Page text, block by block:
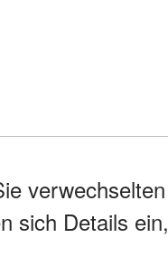
verwechselten
sich Details ein,